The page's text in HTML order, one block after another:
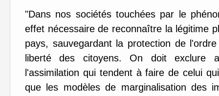
"Dans nos sociétés touchées par le
effet nécessaire de reconnaître la légitime
pays, sauvegardant la protection de
liberté des citoyens. On doit
l'assimilation qui tendent à faire de celui
que les modèles de marginalisation des